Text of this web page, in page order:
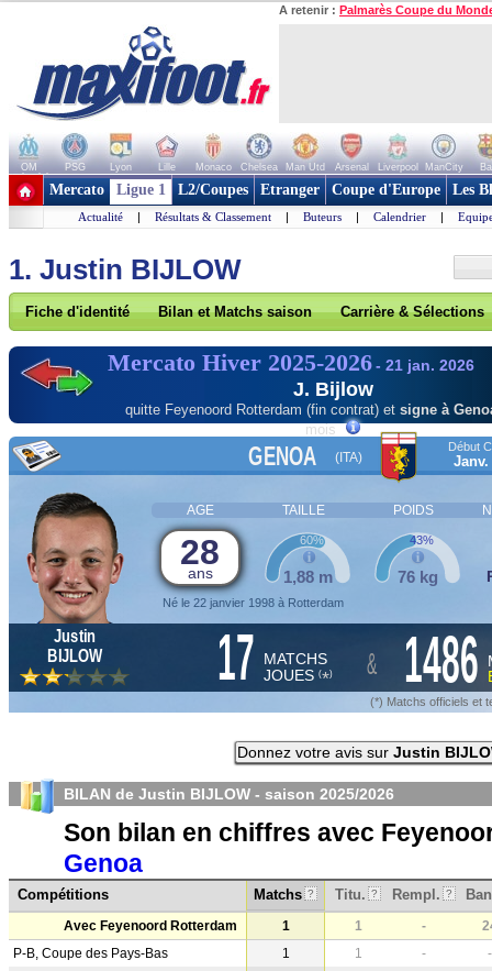
A retenir : Palmarès Coupe du
OM PSG Lyon Lille Monaco Chelsea Man Utd Arsenal Liverpool ManCity
+ de clubs
Mercato Ligue 1 L2/Coupes Etranger Coupe d'Europe Les
Actualité | Résultats & Classement | Buteurs | Calendrier |
1. Justin BIJLOW
Fiche d'identité Bilan et Matchs saison Carrière & Sélections
Mercato Hiver 2025-2026- 21 jan. 2026
J. Bijlow
quitte Feyenoord Rotterdam (fin contrat) et signe à
mois
GENOA (ITA)
Début
Janv.
AGE TAILLE POIDS
28
ans
Né le 22 janvier 1998 à Rotterdam
1,88 m
60%
76 kg
43%
Justin
BIJLOW
17
MATCHS
JOUES (*) & 1486
(*) Matchs officiels et
Donnez votre avis sur Justin
BILAN de Justin BIJLOW - saison 2025/2026
Son bilan en chiffres avec
Genoa
Compétitions Matchs ? Titu. ? Rempl. ?
Avec Feyenoord Rotterdam 1 1 -
P-B, Coupe des Pays-Bas
1 1 -
-